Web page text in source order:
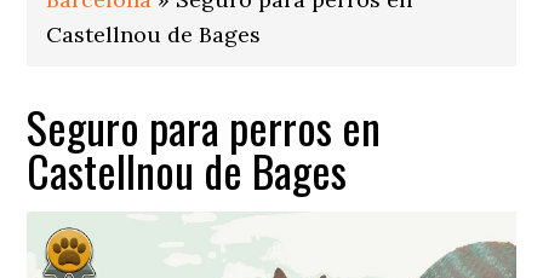
Castellnou de Bages
Seguro para perros en
Castellnou de Bages